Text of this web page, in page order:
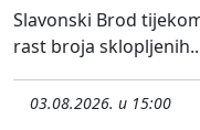
Slavonski Brod
rast broja
03.08.2026. u 15:00